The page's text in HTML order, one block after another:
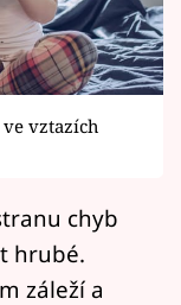
vztazích
chyb
hrubé.
záleží a